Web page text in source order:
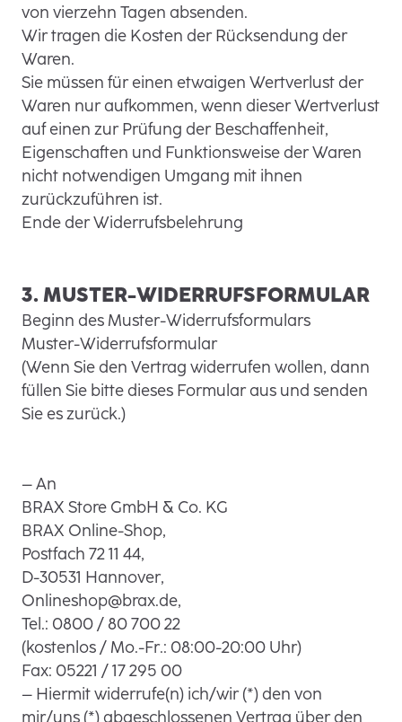
von vierzehn Tagen absenden.
Wir tragen die Kosten der Rücksendung der
Waren.
Sie müssen für einen etwaigen Wertverlust der
Waren nur aufkommen, wenn dieser Wertverlust
auf einen zur Prüfung der Beschaffenheit,
Eigenschaften und Funktionsweise der Waren
nicht notwendigen Umgang mit ihnen
zurückzuführen ist.
Ende der Widerrufsbelehrung
3. MUSTER-WIDERRUFSFORMULAR
Beginn des Muster-Widerrufsformulars
Muster-Widerrufsformular
(Wenn Sie den Vertrag widerrufen wollen, dann
füllen Sie bitte dieses Formular aus und senden
Sie es zurück.)
– An
BRAX Store GmbH & Co. KG
BRAX Online-Shop,
Postfach 72 11 44,
D-30531 Hannover,
Onlineshop@brax.de,
Tel.: 0800 / 80 700 22
(kostenlos / Mo.-Fr.: 08:00-20:00 Uhr)
Fax: 05221 / 17 295 00
– Hiermit widerrufe(n) ich/wir (*) den von
mir/uns (*) abgeschlossenen Vertrag über den